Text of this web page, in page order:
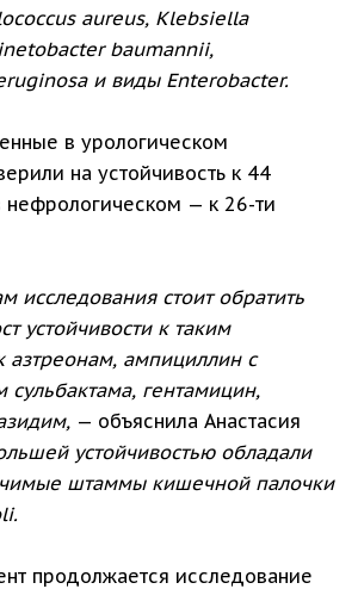
aureus, Klebsiella
baumannii,
и виды Enterobacter.
в урологическом
на устойчивость к 44
нефрологическом — к 26-ти
исследования стоит обратить
устойчивости к таким
азтреонам, ампициллин с
сульбактама, гентамицин,
— объяснила Анастасия
устойчивостью обладали
штаммы кишечной палочки
продолжается исследование